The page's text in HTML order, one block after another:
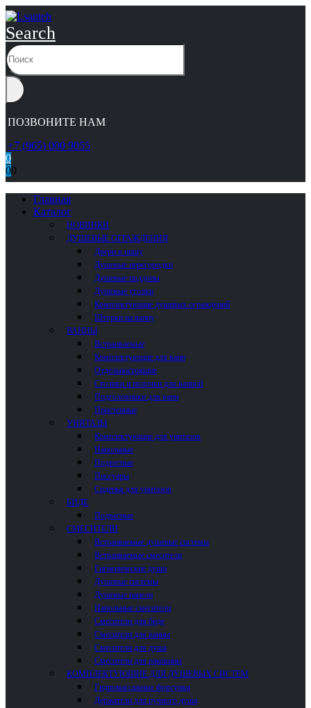
Search
ПОЗВОНИТЕ НАМ
+7 (965) 000 9055
0
00
Главная
Каталог
НОВИНКИ
ДУШЕВЫЕ ОГРАЖДЕНИЯ
Двери в нишу
Душевые перегородки
Душевые поддоны
Душевые уголки
Комплектующие душевых ограждений
Шторки на ванну
ВАННЫ
Встраиваемые
Комплектующие для ванн
Отдельностоящие
Столики и полочки для ванной
Подголовники для ванн
Пристенные
УНИТАЗЫ
Комплектующие для унитазов
Напольные
Подвесные
Писсуары
Сиденья для унитазов
БИДЕ
Подвесные
СМЕСИТЕЛИ
Встраиваемые душевые системы
Встраиваемые смесители
Гигиенические души
Душевые системы
Душевые панели
Напольные смесители
Смесители для биде
Смесители для ванны
Смесители для душа
Смесители для раковины
КОМПЛЕКТУЮЩИЕ ДЛЯ ДУШЕВЫХ СИСТЕМ
Гидромассажные форсунки
Держатели для ручного душа